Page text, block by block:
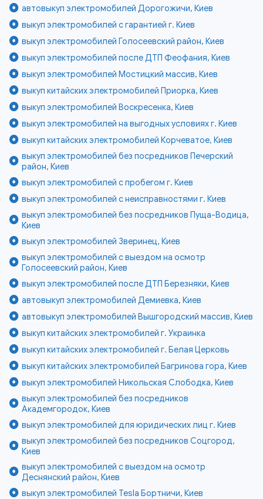
автовыкуп электромобилей Дорогожичи, Киев
выкуп электромобилей с гарантией г. Киев
выкуп электромобилей Голосеевский район, Киев
выкуп электромобилей после ДТП Феофания, Киев
выкуп электромобилей Мостицкий массив, Киев
выкуп китайских электромобилей Приорка, Киев
выкуп электромобилей Воскресенка, Киев
выкуп электромобилей на выгодных условиях г. Киев
выкуп китайских электромобилей Корчеватое, Киев
выкуп электромобилей без посредников Печерский
район, Киев
выкуп электромобилей с пробегом г. Киев
выкуп электромобилей с неисправностями г. Киев
выкуп электромобилей без посредников Пуща-Водица,
Киев
выкуп электромобилей Зверинец, Киев
выкуп электромобилей с выездом на осмотр
Голосеевский район, Киев
выкуп электромобилей после ДТП Березняки, Киев
автовыкуп электромобилей Демиевка, Киев
автовыкуп электромобилей Вышгородский массив, Киев
выкуп китайских электромобилей г. Украинка
выкуп китайских электромобилей г. Белая Церковь
выкуп китайских электромобилей Багринова гора, Киев
выкуп электромобилей Никольская Слободка, Киев
выкуп электромобилей без посредников
Академгородок, Киев
выкуп электромобилей для юридических лиц г. Киев
выкуп электромобилей без посредников Соцгород,
Киев
выкуп электромобилей с выездом на осмотр
Деснянский район, Киев
выкуп электромобилей Tesla Бортничи, Киев